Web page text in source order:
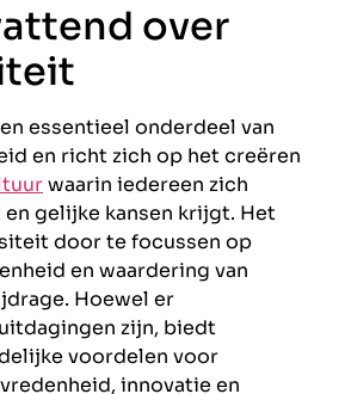
over
essentieel onderdeel van
en richt zich op het creëren
waarin iedereen zich
gelijke kansen krijgt. Het
door te focussen op
en waardering van
Hoewel er
zijn, biedt
voordelen voor
innovatie en